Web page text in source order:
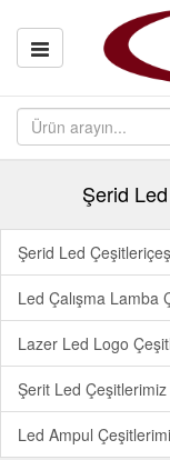
Şerid
Şerid Led
Led Çalışma Lamba
Lazer Led Logo
Şerit Led Çeşitlerimiz
Led Ampul